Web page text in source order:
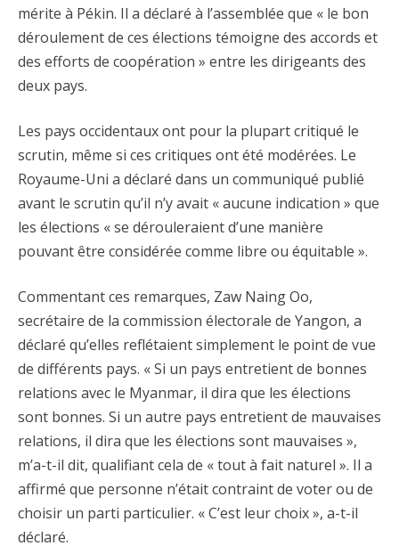
mérite à Pékin. Il a déclaré à l’assemblée que « le bon
déroulement de ces élections témoigne des accords et
des efforts de coopération » entre les dirigeants des
deux pays.
Les pays occidentaux ont pour la plupart critiqué le
scrutin, même si ces critiques ont été modérées. Le
Royaume-Uni a déclaré dans un communiqué publié
avant le scrutin qu’il n’y avait « aucune indication » que
les élections « se dérouleraient d’une manière
pouvant être considérée comme libre ou équitable ».
Commentant ces remarques, Zaw Naing Oo,
secrétaire de la commission électorale de Yangon, a
déclaré qu’elles reflétaient simplement le point de vue
de différents pays. « Si un pays entretient de bonnes
relations avec le Myanmar, il dira que les élections
sont bonnes. Si un autre pays entretient de mauvaises
relations, il dira que les élections sont mauvaises »,
m’a-t-il dit, qualifiant cela de « tout à fait naturel ». Il a
affirmé que personne n’était contraint de voter ou de
choisir un parti particulier. « C’est leur choix », a-t-il
déclaré.